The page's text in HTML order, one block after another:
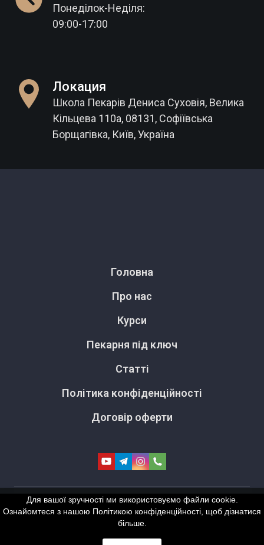
Понеділок-Неділя:
09:00-17:00
Локация
Школа Пекарів Дениса Суховія, Велика
Кільцева 110а, 08131, Софіївська
Борщагівка, Київ, Україна
Головна
Про нас
Курси
Пекарня під ключ
Статті
Політика конфіденційності
Договір оферти
Для вашої зручності ми використовуємо файли cookie.
Ознайомтеся з нашою Політикою конфіденційності, щоб дізнатися
більше.